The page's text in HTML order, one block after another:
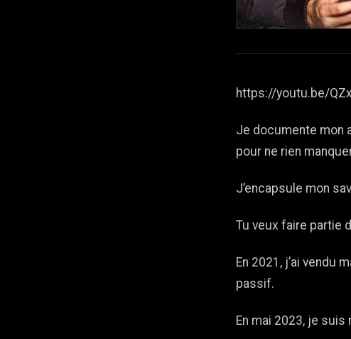
https://youtu.be/
Je documente mon
pour ne rien
J’encapsule mon
Tu veux faire partie
En 2021, j’ai vendu
passif.
En mai 2023, je